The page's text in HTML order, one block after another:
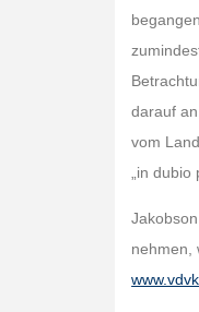
darauf
vom
„in
nehmen,